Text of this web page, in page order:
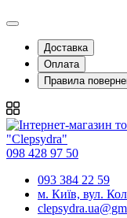
Доставка
Оплата
Правила
098 428 97 50
093 384 22 59
м. Київ, вул.